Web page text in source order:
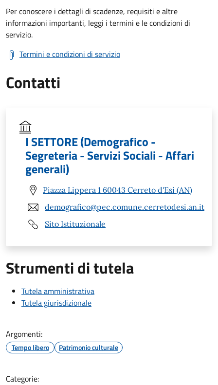
Per conoscere i dettagli di scadenze, requisiti e altre
informazioni importanti, leggi i termini e le condizioni di
servizio.
Termini e condizioni di servizio
Contatti
I SETTORE (Demografico -
Segreteria - Servizi Sociali - Affari
generali)
Piazza Lippera 1 60043 Cerreto d'Esi (AN)
demografico@pec.comune.cerretodesi.an.it
Sito Istituzionale
Strumenti di tutela
Tutela amministrativa
Tutela giurisdizionale
Argomenti:
Tempo libero Patrimonio culturale
Categorie: